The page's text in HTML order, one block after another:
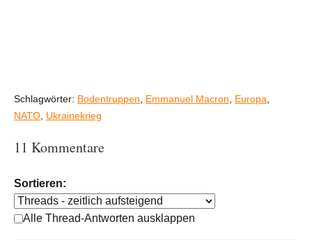
Schlagwörter: Bodentruppen, Emmanuel Macron, Europa,
NATO, Ukrainekrieg
11 Kommentare
Sortieren:
Alle Thread-Antworten ausklappen